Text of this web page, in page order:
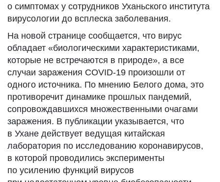
о симптомах у сотрудников Уханьского института
вирусологии до всплеска заболевания.
На новой странице сообщается, что вирус
обладает «биологическими характеристиками,
которые не встречаются в природе», а все
случаи заражения COVID-19 произошли от
одного источника. По мнению Белого дома, это
противоречит динамике прошлых пандемий,
сопровождавшихся множественными очагами
заражения. В публикации указывается, что
в Ухане действует ведущая китайская
лаборатория по исследованию коронавирусов,
в которой проводились эксперименты
по усилению функций вирусов